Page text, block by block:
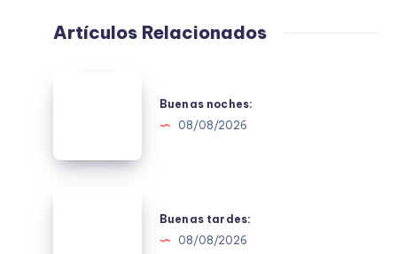
Artículos Relacionados
Buenas noches:
08/08/2026
Buenas tardes:
08/08/2026